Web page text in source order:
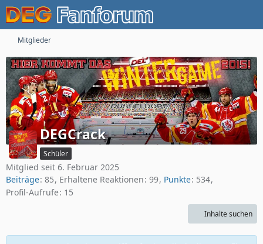
Mitglieder
DEGCrack
Schüler
Mitglied seit 6. Februar 2025
Beiträge 85 Erhaltene Reaktionen 99 Punkte 534
Profil-Aufrufe 15
Inhalte suchen